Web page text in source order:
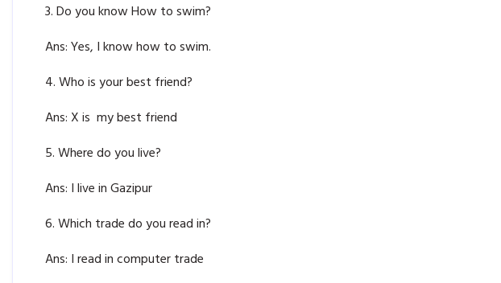
3. Do you know How to swim?
Ans: Yes, I know how to swim.
4. Who is your best friend?
Ans: X is my best friend
5. Where do you live?
Ans: I live in Gazipur
6. Which trade do you read in?
Ans: I read in computer trade